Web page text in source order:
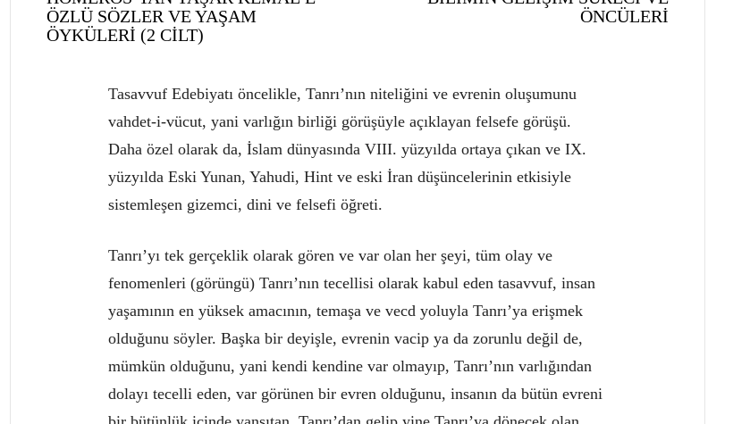
ÖZLÜ SÖZLER VE YAŞAM
ÖYKÜLERİ (2 CİLT)
ÖNCÜLERİ
Tasavvuf Edebiyatı öncelikle, Tanrı’nın niteliğini ve evrenin oluşumunu
vahdet-i-vücut, yani varlığın birliği görüşüyle açıklayan felsefe görüşü.
Daha özel olarak da, İslam dünyasında VIII. yüzyılda ortaya çıkan ve IX.
yüzyılda Eski Yunan, Yahudi, Hint ve eski İran düşüncelerinin etkisiyle
sistemleşen gizemci, dini ve felsefi öğreti.
Tanrı’yı tek gerçeklik olarak gören ve var olan her şeyi, tüm olay ve
fenomenleri (görüngü) Tanrı’nın tecellisi olarak kabul eden tasavvuf, insan
yaşamının en yüksek amacının, temaşa ve vecd yoluyla Tanrı’ya erişmek
olduğunu söyler. Başka bir deyişle, evrenin vacip ya da zorunlu değil de,
mümkün olduğunu, yani kendi kendine var olmayıp, Tanrı’nın varlığından
dolayı tecelli eden, var görünen bir evren olduğunu, insanın da bütün evreni